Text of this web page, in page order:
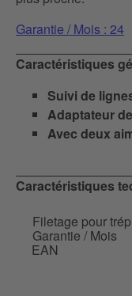
Garantie / Mois : 24
Caractéristiques
Suivi de
Adaptateur
Avec deux
Caractéristiques
Filetage pour
Garantie / Mois
EAN